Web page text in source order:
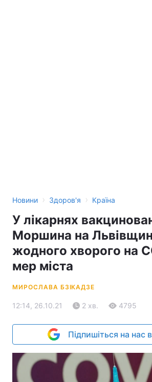
Новини › Здоров'я › Країна
У лікарнях
Моршина на
жодного хворого на
мер міста
МИРОСЛАВА БЗІКАДЗЕ
12:14, 26.10.21 2 хв. 4795
Підпишіться на нас